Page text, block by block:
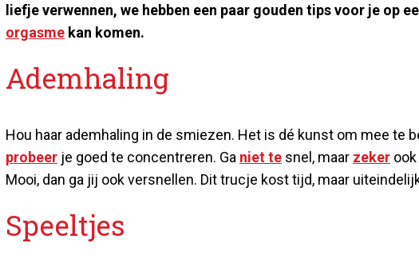
liefje verwennen, we hebben een paar gouden tips voor je op
orgasme kan komen.
Ademhaling
Hou haar ademhaling in de smiezen. Het is dé kunst om mee te
probeer je goed te concentreren. Ga niet te snel, maar zeker
Mooi, dan ga jij ook versnellen. Dit trucje kost tijd, maar
Speeltjes